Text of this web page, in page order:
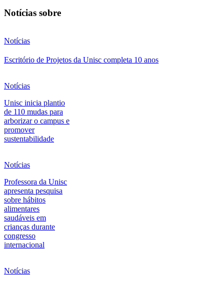
Notícias sobre
Notícias
Escritório de Projetos da Unisc completa 10 anos
Notícias
Unisc inicia plantio
de 110 mudas para
arborizar o campus e
promover
sustentabilidade
Notícias
Professora da Unisc
apresenta pesquisa
sobre hábitos
alimentares
saudáveis em
crianças durante
congresso
internacional
Notícias